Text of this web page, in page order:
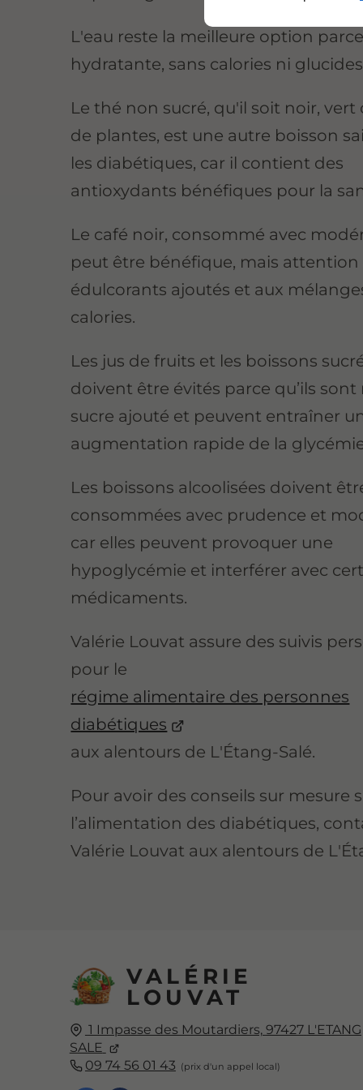
L'eau reste la meilleure option parce
hydratante, sans calories ni
Le thé non sucré, qu'il soit noir, vert
de plantes, est une autre boisson
les diabétiques, car il contient des
antioxydants bénéfiques pour la
Le café noir, consommé avec
peut être bénéfique, mais attention
édulcorants ajoutés et aux
calories.
Les jus de fruits et les boissons
doivent être évités parce qu’ils sont
sucre ajouté et peuvent entraîner
augmentation rapide de la
Les boissons alcoolisées doivent
consommées avec prudence et
car elles peuvent provoquer une
hypoglycémie et interférer avec
médicaments.
Valérie Louvat assure des suivis
pour le
régime alimentaire des personnes
diabétiques
aux alentours de L'Étang-Salé.
Pour avoir des conseils sur mesure
l’alimentation des diabétiques,
Valérie Louvat aux alentours de
VALÉRIE
LOUVAT
1 Impasse des Moutardiers, 97427 L'ETANG
SALE
09 74 56 01 43